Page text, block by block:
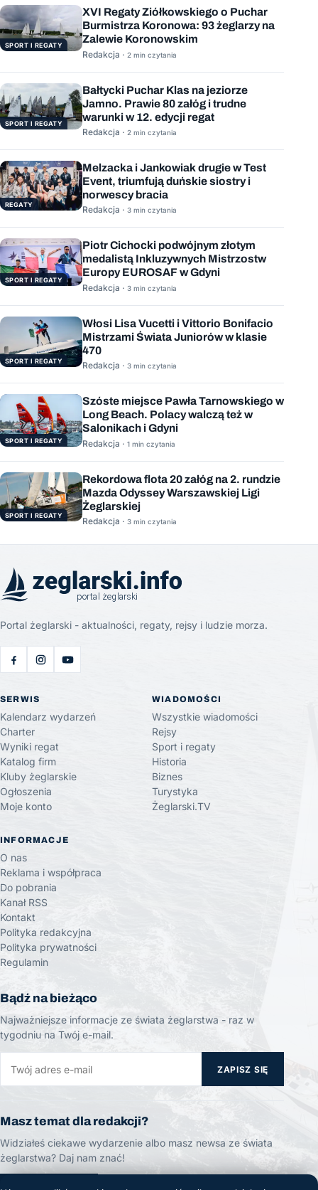
SPORT I REGATY
XVI Regaty Ziółkowskiego o Puchar
Burmistrza Koronowa: 93 żeglarzy na
Zalewie Koronowskim
Redakcja · 2 min czytania
SPORT I REGATY
Bałtycki Puchar Klas na jeziorze
Jamno. Prawie 80 załóg i trudne
warunki w 12. edycji regat
Redakcja · 2 min czytania
REGATY
Melzacka i Jankowiak drugie w Test
Event, triumfują duńskie siostry i
norwescy bracia
Redakcja · 3 min czytania
SPORT I REGATY
Piotr Cichocki podwójnym złotym
medalistą Inkluzywnych Mistrzostw
Europy EUROSAF w Gdyni
Redakcja · 3 min czytania
SPORT I REGATY
Włosi Lisa Vucetti i Vittorio Bonifacio
Mistrzami Świata Juniorów w klasie
470
Redakcja · 3 min czytania
SPORT I REGATY
Szóste miejsce Pawła Tarnowskiego w
Long Beach. Polacy walczą też w
Salonikach i Gdyni
Redakcja · 1 min czytania
SPORT I REGATY
Rekordowa flota 20 załóg na 2. rundzie
Mazda Odyssey Warszawskiej Ligi
Żeglarskiej
Redakcja · 3 min czytania
Portal żeglarski - aktualności, regaty, rejsy i ludzie morza.
SERWIS
Kalendarz wydarzeń
Charter
Wyniki regat
Katalog firm
Kluby żeglarskie
Ogłoszenia
Moje konto
WIADOMOŚCI
Wszystkie wiadomości
Rejsy
Sport i regaty
Historia
Biznes
Turystyka
Żeglarski.TV
INFORMACJE
O nas
Reklama i współpraca
Do pobrania
Kanał RSS
Kontakt
Polityka redakcyjna
Polityka prywatności
Regulamin
Bądź na bieżąco
Najważniejsze informacje ze świata żeglarstwa - raz w
tygodniu na Twój e-mail.
ZAPISZ SIĘ
Masz temat dla redakcji?
Widziałeś ciekawe wydarzenie albo masz newsa ze świata
żeglarstwa? Daj nam znać!